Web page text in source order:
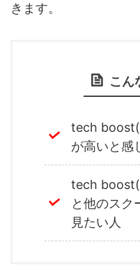
きます。
こん
tech boost(
が高いと感
tech boost(
と他のスク
見たい人